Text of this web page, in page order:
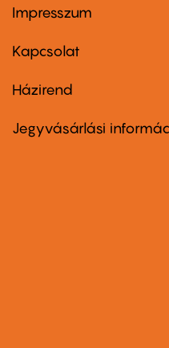
Footer
first
Impresszum
Kapcsolat
Footer
second
Házirend
Jegyvásárlási